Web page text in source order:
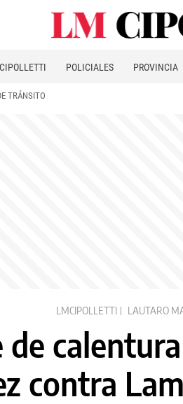
CIPOLLETTI POLICIALES PROVINCIA
TRÁNSITO
LMCIPOLLETTI LAUTARO
contra